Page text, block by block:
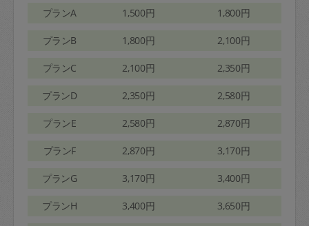
プランA 1,500円 1,800円
プランB 1,800円 2,100円
プランC 2,100円 2,350円
プランD 2,350円 2,580円
プランE 2,580円 2,870円
プランF 2,870円 3,170円
プランG 3,170円 3,400円
プランH 3,400円 3,650円